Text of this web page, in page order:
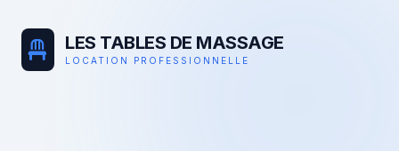
LES TABLES DE MASSAGE
LOCATION PROFESSIONNELLE